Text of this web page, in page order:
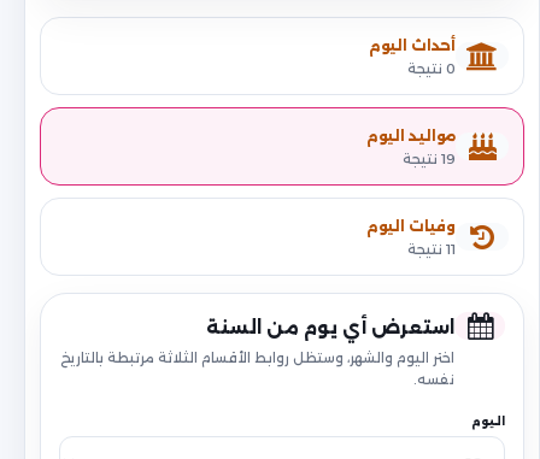
أحداث اليوم
0 نتيجة
مواليد اليوم
19 نتيجة
وفيات اليوم
11 نتيجة
استعرض أي يوم من السنة
اختر اليوم والشهر، وستظل روابط الأقسام الثلاثة مرتبطة بالتاريخ
نفسه.
اليوم